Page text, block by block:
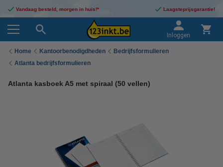
Vandaag besteld, morgen in huis!* Laagsteprijsgarantie!
Inloggen
Home Kantoorbenodigdheden
Bedrijfsformulieren
Atlanta bedrijfsformulieren
Atlanta kasboek A5 met spiraal (50 vellen)